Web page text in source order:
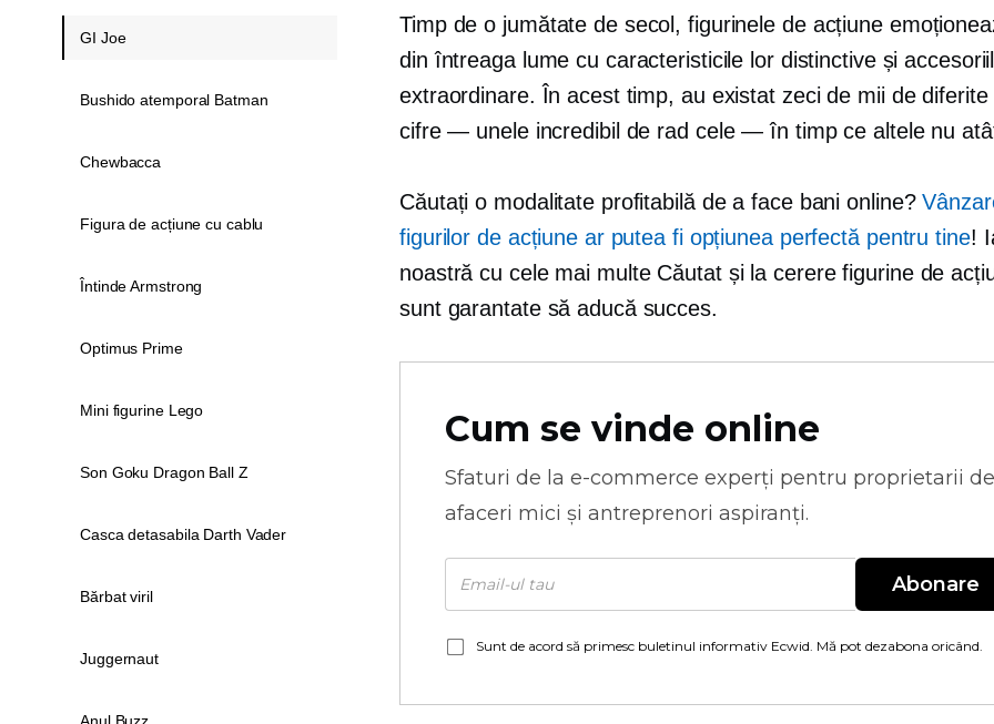
Timp de o jumătate de secol, figurinele de acțiune
din întreaga lume cu caracteristicile lor distinctive și
extraordinare. În acest timp, au existat zeci de mii de diferite
cifre — uneleincredibil de rad cele — în timp ce altele nu
Căutați o modalitate profitabilă de a face bani online?
figurilor de acțiune ar putea fi opțiunea perfectă pentru tine!
noastră cu cele mai multe Căutatși la cererefigurine de
sunt garantate să aducă succes.
Cum se vinde online
Sfaturi de la e-commerce experți pentru proprietarii de
afaceri mici și antreprenori aspiranți.
Abonare
Sunt de acord să primesc buletinul informativ Ecwid. Mă pot dezabona oricând.
GI Joe
Bushido atemporal Batman
Chewbacca
Figura de acțiune cu cablu
Întinde Armstrong
Optimus Prime
Mini figurine Lego
Son Goku Dragon Ball Z
Casca detasabila Darth Vader
Bărbat viril
Juggernaut